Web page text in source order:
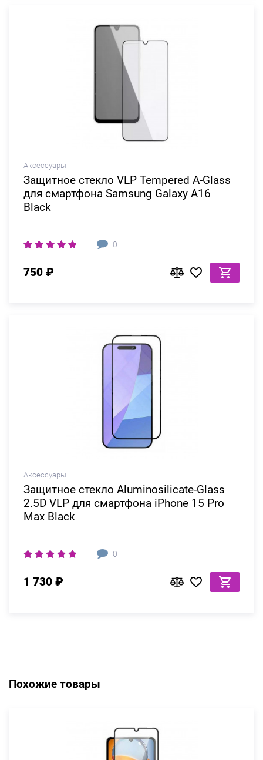
Аксессуары
Защитное стекло VLP Tempered A-Glass
для смартфона Samsung Galaxy A16
Black
0
750 ₽
Аксессуары
Защитное стекло Aluminosilicate-Glass
2.5D VLP для смартфона iPhone 15 Pro
Max Black
0
1 730 ₽
Похожие товары